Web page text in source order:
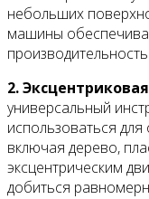
небольших
машины
2.
универсальный
использоваться
включая дерево,
эксцентрическим
добиться